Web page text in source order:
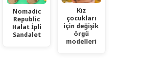
Nomadic
Republic
Halat İpli
Sandalet
Kız
çocukları
için değişik
örgü
modelleri